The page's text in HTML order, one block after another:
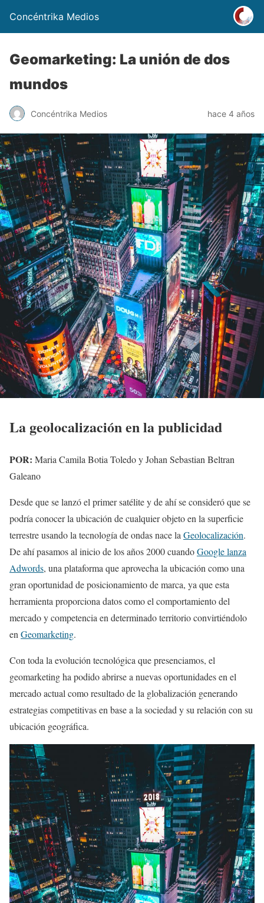
Concéntrika Medios
Geomarketing: La unión de dos
mundos
Concéntrika Medios hace 4 años
La geolocalización en la publicidad
POR: Maria Camila Botia Toledo y Johan Sebastian Beltran
Galeano
Desde que se lanzó el primer satélite y de ahí se consideró que se
podría conocer la ubicación de cualquier objeto en la superficie
terrestre usando la tecnología de ondas nace la Geolocalización.
De ahí pasamos al inicio de los años 2000 cuandoGoogle lanza
Adwords, una plataforma que aprovecha la ubicación como una
gran oportunidad de posicionamiento de marca, ya que esta
herramienta proporciona datos como el comportamiento del
mercado y competencia en determinado territorio convirtiéndolo
en Geomarketing.
Con toda la evolución tecnológica que presenciamos, el
geomarketing ha podido abrirse a nuevas oportunidades en el
mercado actual como resultado de la globalización generando
estrategias competitivas en base a la sociedad y su relación con su
ubicación geográfica.